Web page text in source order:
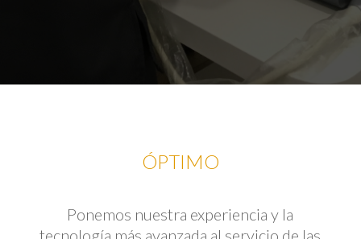
ÓPTIMO
Ponemos nuestra experiencia y la
tecnología más avanzada al servicio de las